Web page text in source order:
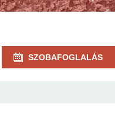
SZOBAFOGLALÁS